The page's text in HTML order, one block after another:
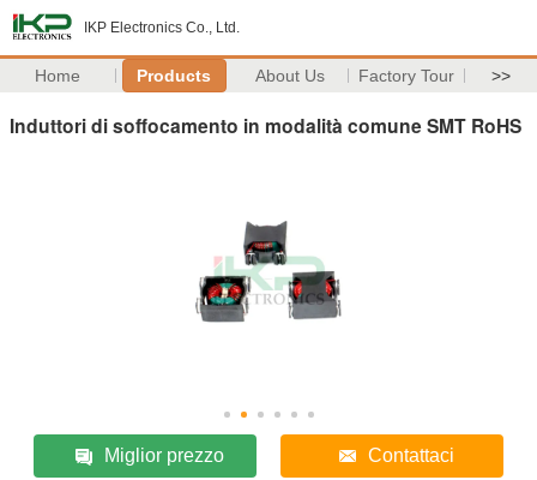
IKP Electronics Co., Ltd.
Home Products About Us Factory Tour >>
Induttori di soffocamento in modalità comune SMT RoHS
Miglior prezzo Contattaci